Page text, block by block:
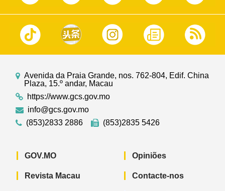
Avenida da Praia Grande, nos. 762-804, Edif. China
Plaza, 15.º andar, Macau
https://www.gcs.gov.mo
info@gcs.gov.mo
(853)2833 2886
(853)2835 5426
GOV.MO
Revista Macau
Opiniões
Contacte-nos